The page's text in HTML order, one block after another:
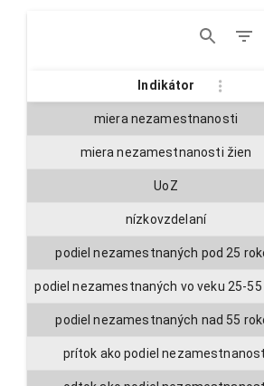
Indikátor
miera nezamestnanosti
miera nezamestnanosti žien
UoZ
nízkovzdelaní
podiel nezamestnaných pod 25
podiel nezamestnaných vo veku 25-55
podiel nezamestnaných nad 55
prítok ako podiel